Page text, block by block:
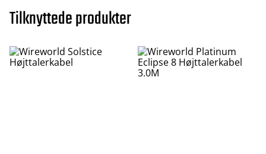
Tilknyttede produkter